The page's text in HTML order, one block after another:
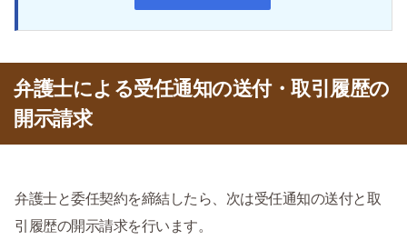
弁護士による受任通知の送付・取引履歴の
開示請求
弁護士と委任契約を締結したら、次は受任通知の送付と取
引履歴の開示請求を行います。